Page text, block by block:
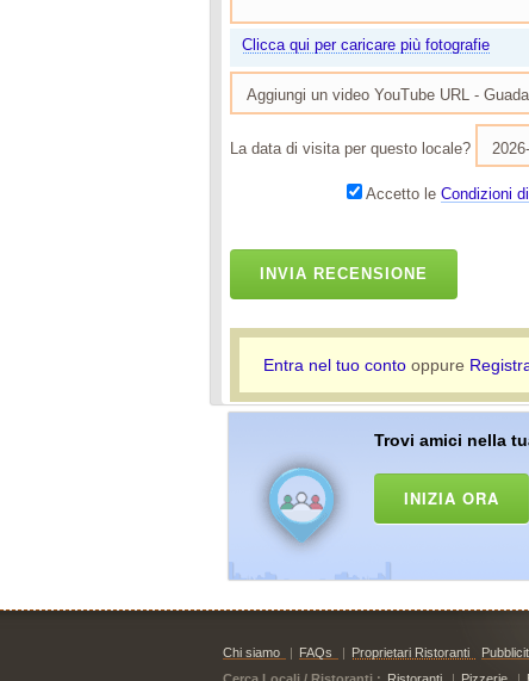
Clicca qui per caricare più fotografie
La data di visita per questo locale?
Accetto le Condizioni
INVIA RECENSIONE
Entra nel tuo contooppure
Trovi amici nella
INIZIA ORA
Chi siamo | FAQs | Proprietari Ristoranti